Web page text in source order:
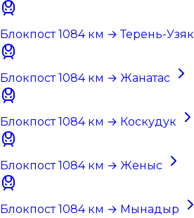
Блокпост 1084 км → Терень-Узяк
Блокпост 1084 км → Жанатас
Блокпост 1084 км → Коскудук
Блокпост 1084 км → Женыс
Блокпост 1084 км → Мынадыр